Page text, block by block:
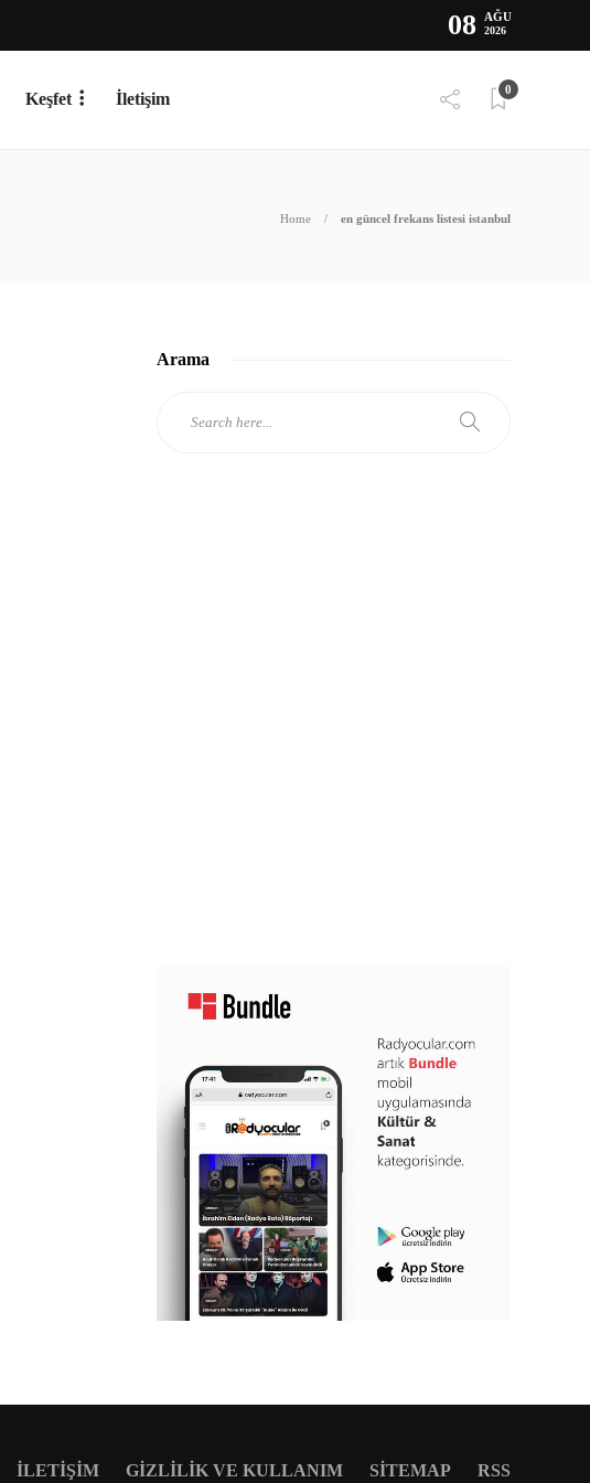
08 AĞU
2026
Keşfet İletişim 0
Home en güncel frekans listesi istanbul
Arama
İLETIŞIM GIZLILIK VE KULLANIM SITEMAP RSS